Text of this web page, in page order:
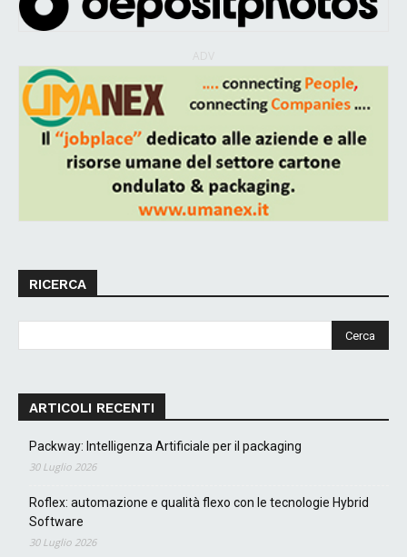
RICERCA
ARTICOLI RECENTI
Packway: Intelligenza Artificiale per il packaging
30 Luglio 2026
Roflex: automazione e qualità flexo con le tecnologie Hybrid
Software
30 Luglio 2026